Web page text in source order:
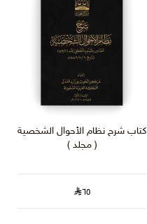
كتاب شرح نظام الأحوال الشخصية
( مجلد )
٦٥